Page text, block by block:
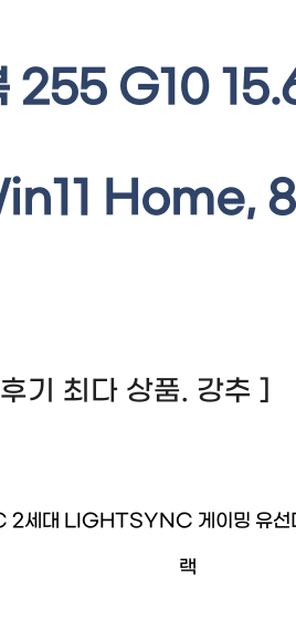
255 G10
Home,
기 최다 상품. 강추 ]
2세대 LIGHTSYNC 게이밍 유
랙